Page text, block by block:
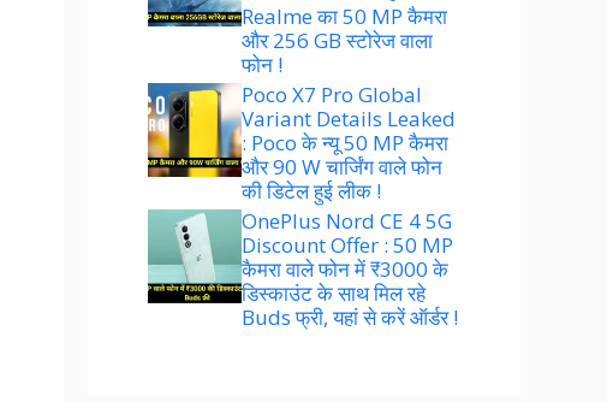
Realme का 50 MP कैमरा
और 256 GB स्टोरेज वाला
फोन !
Poco X7 Pro Global
Variant Details Leaked
: Poco के न्यू 50 MP कैमरा
और 90 W चार्जिंग वाले फोन
की डिटेल हुई लीक !
OnePlus Nord CE 4 5G
Discount Offer : 50 MP
कैमरा वाले फोन में ₹3000 के
डिस्काउंट के साथ मिल रहे
Buds फ्री, यहां से करें ऑर्डर !